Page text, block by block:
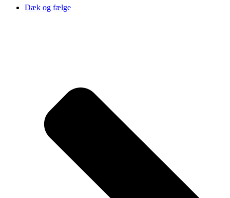
Dæk og fælge